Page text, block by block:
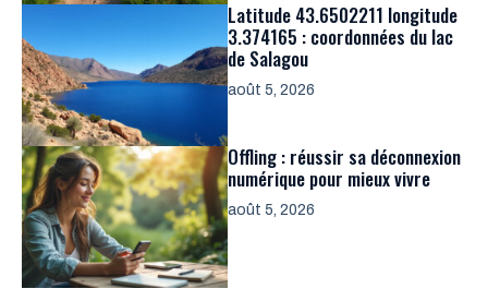
Latitude 43.6502211 longitude
3.374165 : coordonnées du lac
de Salagou
août 5, 2026
Offling : réussir sa déconnexion
numérique pour mieux vivre
août 5, 2026